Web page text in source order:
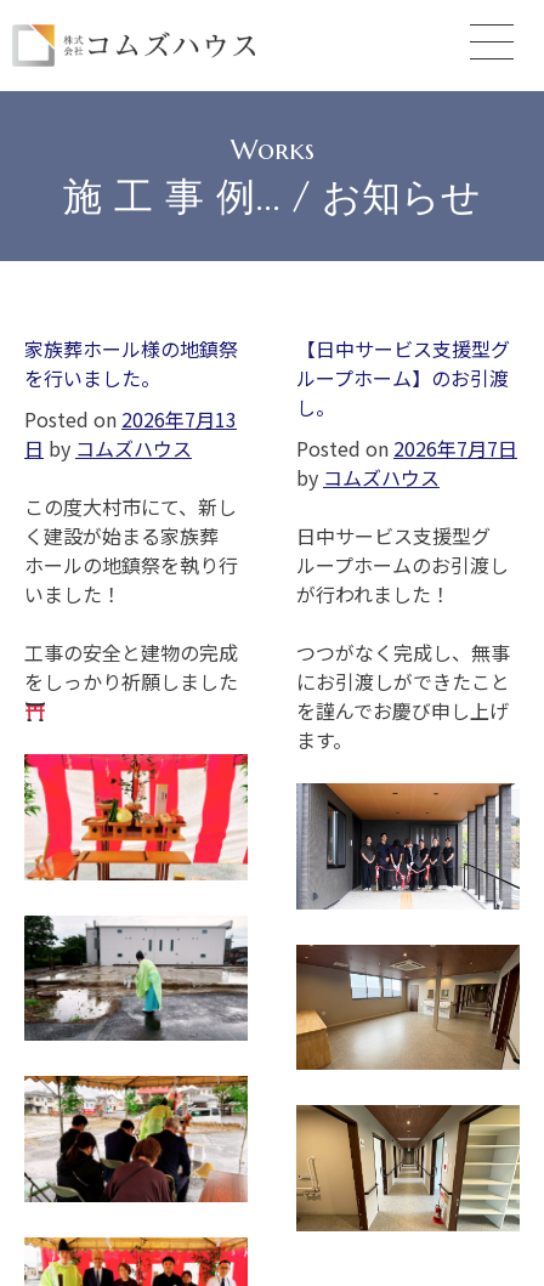
content
Works
施 工 事 例... / お知らせ
家族葬ホール様の地鎮祭
を行いました。
Posted on 2026年7月13
日 by コムズハウス
この度大村市にて、新し
く建設が始まる家族葬
ホールの地鎮祭を執り行
いました！
工事の安全と建物の完成
をしっかり祈願しました
【日中サービス支援型グ
ループホーム】のお引渡
し。
Posted on 2026年7月7日
by コムズハウス
日中サービス支援型グ
ループホームのお引渡し
が行われました！
つつがなく完成し、無事
にお引渡しができたこと
を謹んでお慶び申し上げ
ます。